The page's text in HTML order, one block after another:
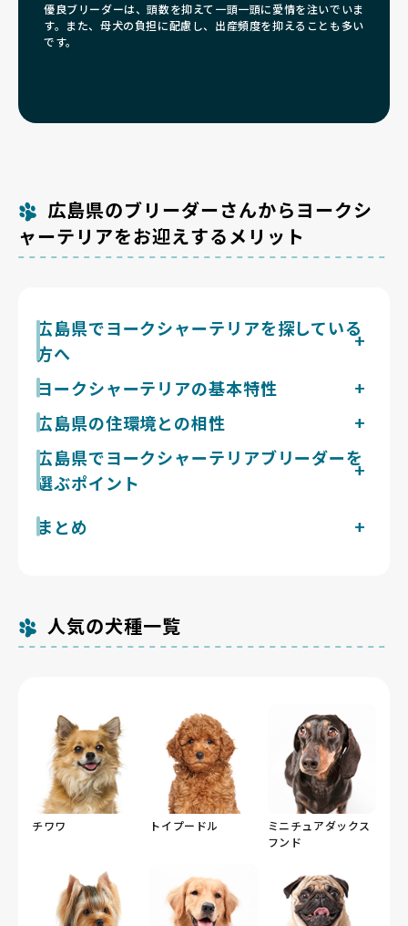
優良ブリーダーは、頭数を抑えて一頭一頭に愛情を注いでいま
す。また、母犬の負担に配慮し、出産頻度を抑えることも多い
です。
広島県のブリーダーさんからヨークシ
ャーテリアをお迎えするメリット
広島県でヨークシャーテリアを探している
方へ
ヨークシャーテリアは超小型で抜け毛も少なく飼いやす
い犬種です。冬に雪が少なく温暖な広島県は寒さに弱い
この犬種に向く一方、夏の35℃超への暑さ対策が欠か
ヨークシャーテリアの基本特性
体重2〜3kgの超小型犬ながら、テリア気質の活発さを
持つ犬種。運動量は控えめで1日合計20〜30分の散歩で
足りますが、気管虚脱予防のため引っ張らせずゆったり
した嗅覚散歩が向きます。絹のような被毛は抜け毛は少
なめでトリミングが前提。吠えやすい部類で、物音や来
あり、高い声がよく響きます。社会化と子犬期からの一
広島県の住環境との相性
広島県は瀬戸内海式気候で晴天が多く降水日数が少な
く、冬は雪がほとんど降らず温暖です。シングルコート
で寒さに弱いヨークシャーテリアにとって、この温暖な
日があり、被毛が長く熱がこもりやすく気管虚脱の素因
ます。
広島県でヨークシャーテリアブリーダーを
選ぶポイント
ヨークシャーテリアは膝蓋骨脱臼や気管虚脱に加え、先
天性の門脈シャントや歯周病が知られる犬種です。広島
ているか、見学で親犬の暮らす環境まで見せてくれるか
を確認しましょう。
現在広島県で掲載中のヨークシャーテリアのブリーダー
は1件です。Breeder Familiesでは「6つの絶対基準」
まとめ
人気の犬種一覧
チワワ トイプードル
ミニチュアダックス
フンド